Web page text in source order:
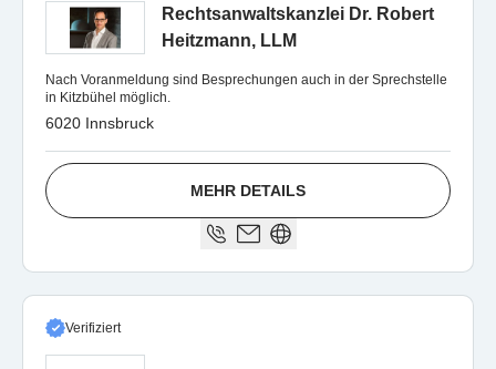
Rechtsanwaltskanzlei Dr. Robert
Heitzmann, LLM
Nach Voranmeldung sind Besprechungen auch in der Sprechstelle
in Kitzbühel möglich.
6020 Innsbruck
MEHR DETAILS
Verifiziert